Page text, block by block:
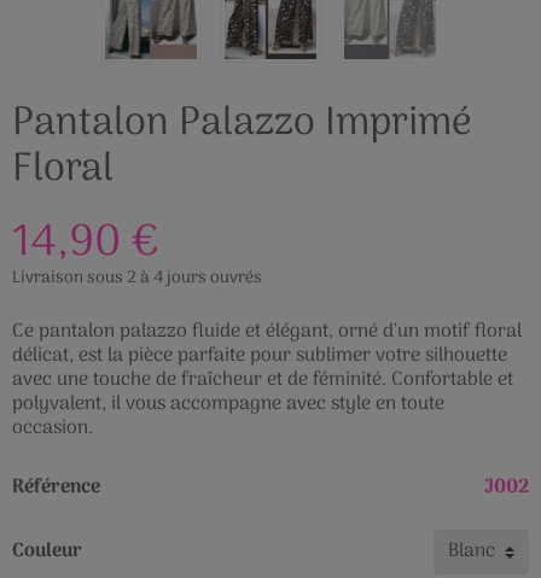
Pantalon Palazzo Imprimé
Floral
14,90 €
Livraison sous 2 à 4 jours ouvrés
Ce pantalon palazzo fluide et élégant, orné d’un motif floral
délicat, est la pièce parfaite pour sublimer votre silhouette
avec une touche de fraîcheur et de féminité. Confortable et
polyvalent, il vous accompagne avec style en toute
occasion.
Référence
J002
Couleur